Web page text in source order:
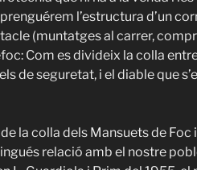
l’estructura d’un
(muntatges al carrer,
Com es divideix la colla
de seguretat, i el diable que
la colla dels Mansuets de Foc i
relació amb el nostre